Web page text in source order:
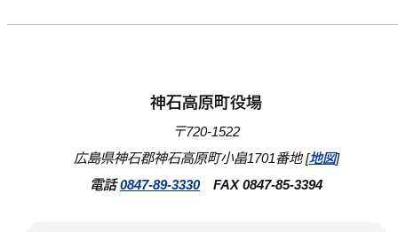
神石高原町役場
〒720-1522
広島県神石郡神石高原町小畠1701番地 [地図]
電話0847-89-3330FAX 0847-85-3394